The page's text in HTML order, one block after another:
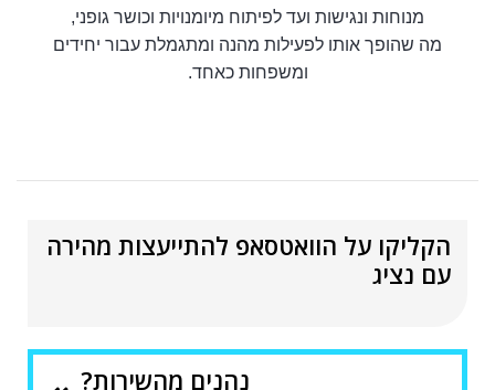
מנוחות ונגישות ועד לפיתוח מיומנויות וכושר גופני,
מה שהופך אותו לפעילות מהנה ומתגמלת עבור יחידים
ומשפחות כאחד.
הקליקו על הוואטסאפ להתייעצות מהירה
עם נציג
נהנים מהשירות?